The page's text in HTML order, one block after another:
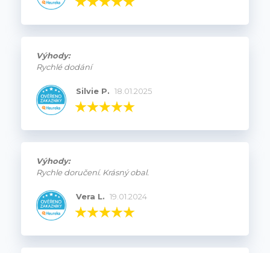
Výhody:
Rychlé dodání
Silvie P. 18.01.2025
Výhody:
Rychle doručení. Krásný obal.
Vera L. 19.01.2024